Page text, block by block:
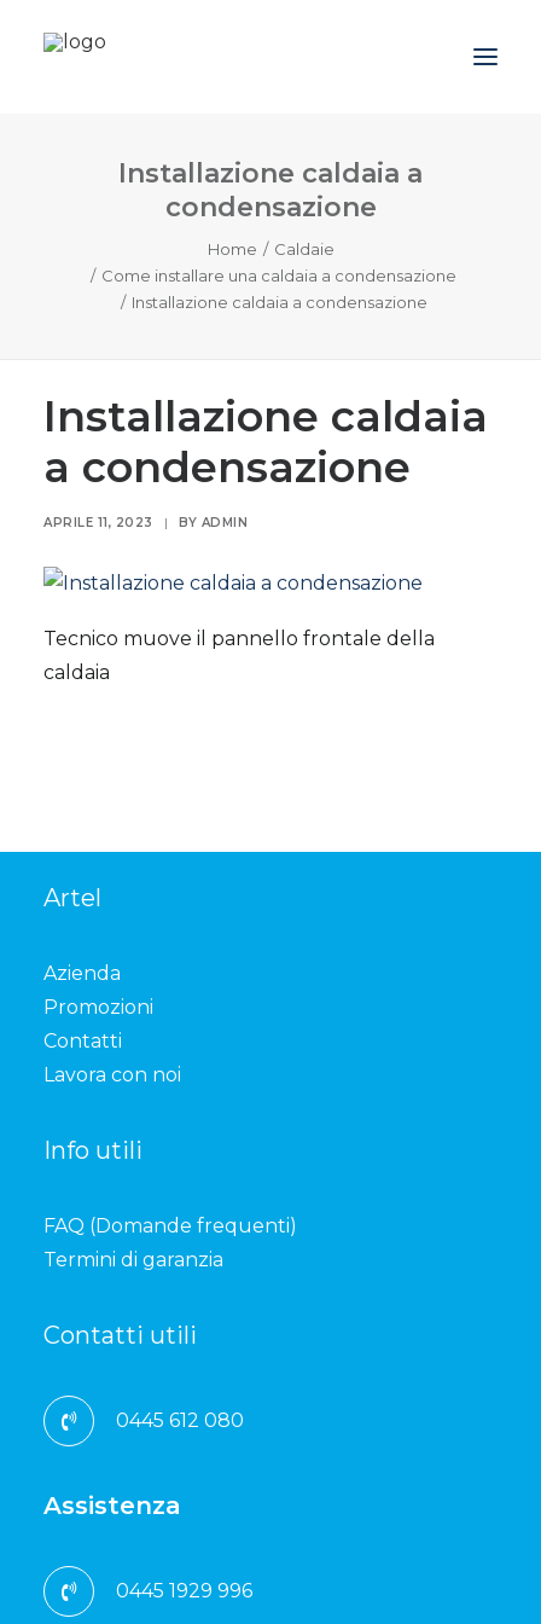
Azienda
Promozioni
Downloads
Installazione caldaia a
condensazione
Home
Caldaie
Come installare una caldaia a condensazione
Installazione caldaia a condensazione
Installazione caldaia
a condensazione
APRILE 11, 2023 | BY ADMIN
Tecnico muove il pannello frontale della
caldaia
Artel
Azienda
Promozioni
Contatti
Lavora con noi
Info utili
FAQ (Domande frequenti)
Termini di garanzia
Contatti utili
0445 612 080
Assistenza
0445 1929 996